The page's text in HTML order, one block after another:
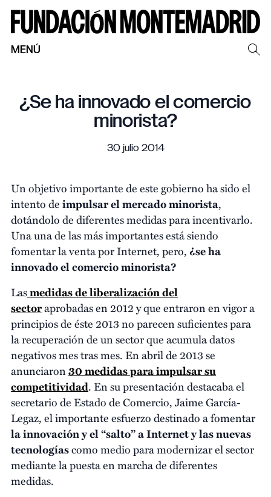
MENÚ
¿Se ha innovado el comercio
minorista?
30 julio 2014
Un objetivo importante de este gobierno ha sido el
intento deimpulsar el mercado minorista,
dotándolo de diferentes medidas para incentivarlo.
Una una de las más importantes está siendo
fomentar la venta por Internet, pero, ¿se ha
innovado el comercio minorista?
Lasmedidas de liberalización del
sectoraprobadas en 2012 y que entraron en vigor a
principios de éste 2013 no parecen suficientes para
la recuperación de un sector que acumula datos
negativos mes tras mes. En abril de 2013 se
anunciaron30 medidas para impulsar su
competitividad. En su presentación destacaba el
secretario de Estado de Comercio, Jaime García-
Legaz, el importante esfuerzo destinado a fomentar
la innovación y el “salto” a Internet y las nuevas
tecnologíascomo medio para modernizar el sector
mediante la puesta en marcha de diferentes
medidas.